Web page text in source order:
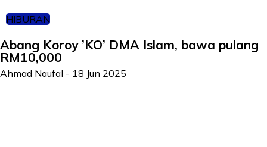
HIBURAN
Abang Koroy ’KO’ DMA Islam, bawa pulang
RM10,000
Ahmad Naufal - 18 Jun 2025